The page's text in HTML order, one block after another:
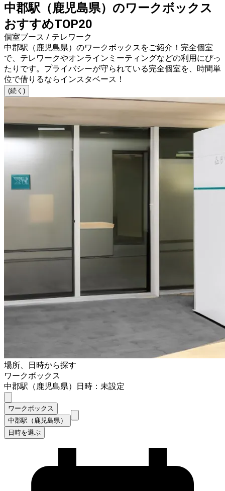
中郡駅（鹿児島県）のワークボックス
おすすめTOP20
個室ブース / テレワーク
中郡駅（鹿児島県）のワークボックスをご紹介！完全個室
で、テレワークやオンラインミーティングなどの利用にぴっ
たりです。プライバシーが守られている完全個室を、時間単
位で借りるならインスタベース！
(続く)
場所、日時から探す
ワークボックス
中郡駅（鹿児島県）
日時：未設定
ワークボックス
中郡駅（鹿児島県）
日時を選ぶ